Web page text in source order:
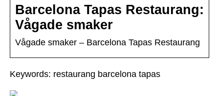
Barcelona Tapas Restaurang:
Vågade smaker
Vågade smaker – Barcelona Tapas Restaurang
Keywords: restaurang barcelona tapas